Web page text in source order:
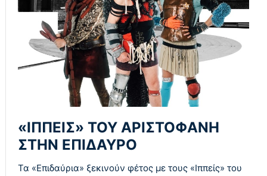
«ΙΠΠΕΙΣ» ΤΟΥ ΑΡΙΣΤΟΦΑΝΗ
ΣΤΗΝ ΕΠΙΔΑΥΡΟ
Τα «Επιδαύρια» ξεκινούν φέτος με τους «Ιππείς» του